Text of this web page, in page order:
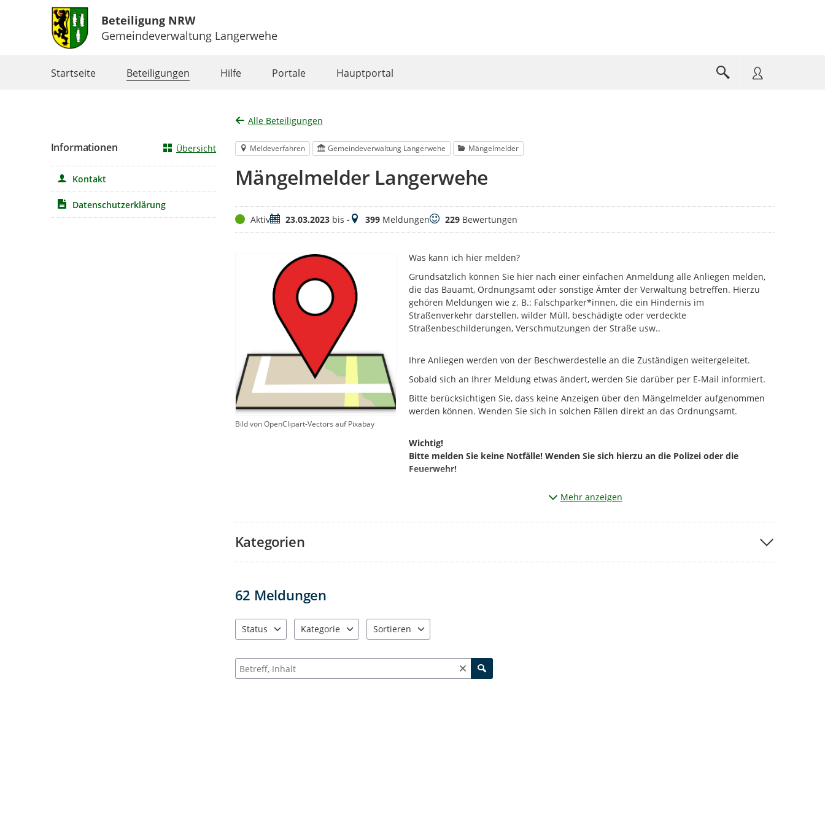
Beteiligung NRW
Gemeindeverwaltung Langerwehe
Startseite Beteiligungen Hilfe Portale Hauptportal
Alle Beteiligungen
Meldeverfahren Gemeindeverwaltung Langerwehe Mängelmelder
Mängelmelder Langerwehe
StatusAktivZeitraum
23.03.2023bis -Meldungen
399MeldungenBewertungen
229Bewertungen
Bild von OpenClipart-Vectors auf Pixabay
Was kann ich hier melden?
Grundsätzlich können Sie hier nach einer einfachen Anmeldung alle Anliegen melden,
die das Bauamt, Ordnungsamt oder sonstige Ämter der Verwaltung betreffen. Hierzu
gehören Meldungen wie z. B.: Falschparker*innen, die ein Hindernis im
Straßenverkehr darstellen, wilder Müll, beschädigte oder verdeckte
Straßenbeschilderungen, Verschmutzungen der Straße usw..
Ihre Anliegen werden von der Beschwerdestelle an die Zuständigen weitergeleitet.
Sobald sich an Ihrer Meldung etwas ändert, werden Sie darüber per E-Mail informiert.
Bitte berücksichtigen Sie, dass keine Anzeigen über den Mängelmelder aufgenommen
werden können. Wenden Sie sich in solchen Fällen direkt an das Ordnungsamt.
Wichtig!
Bitte melden Sie keine Notfälle! Wenden Sie sich hierzu an die Polizei oder die
Feuerwehr!
Parkausweis" o.ä. über den Mängelmelder, sondern wenden Sie sich direkt an die
Kontaktformular:Kontaktformular öffnen
Der Mängelmelder ist problemlos mobil, über Smartphone oder Tablet, nutzbar. So
Mehr anzeigen
Kategorien
62 Meldungen
Status
Kategorie
Sortieren
Suche nach Meldungen und Kommentaren
Informationen Übersicht
Kontakt
Datenschutzerklärung